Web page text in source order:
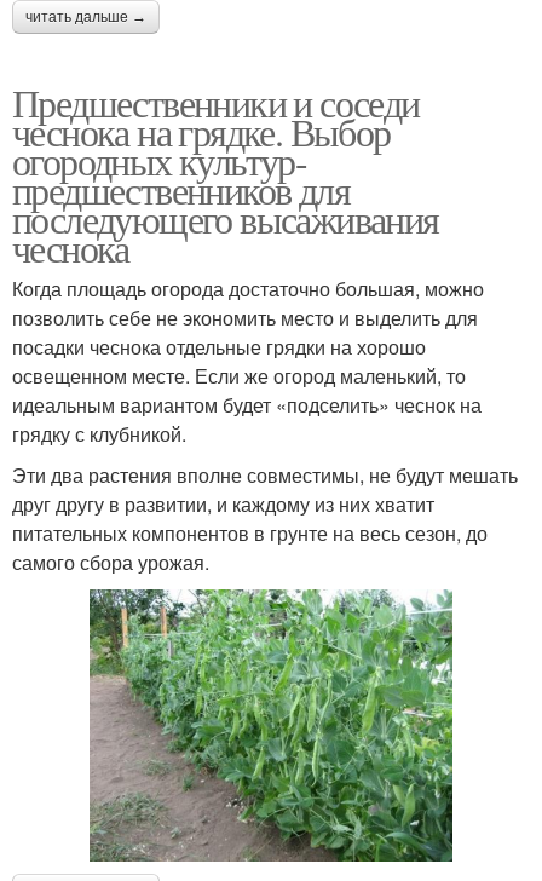
читать дальше →
Предшественники и соседи
чеснока на грядке. Выбор
огородных культур-
предшественников для
последующего высаживания
чеснока
Когда площадь огорода достаточно большая, можно
позволить себе не экономить место и выделить для
посадки чеснока отдельные грядки на хорошо
освещенном месте. Если же огород маленький, то
идеальным вариантом будет «подселить» чеснок на
грядку с клубникой.
Эти два растения вполне совместимы, не будут мешать
друг другу в развитии, и каждому из них хватит
питательных компонентов в грунте на весь сезон, до
самого сбора урожая.